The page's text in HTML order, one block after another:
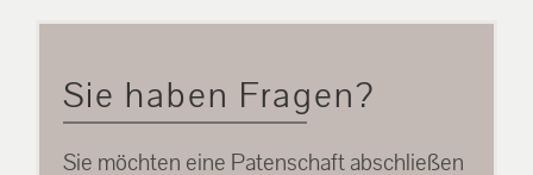
Sie haben Fragen?
Sie möchten eine Patenschaft abschließen